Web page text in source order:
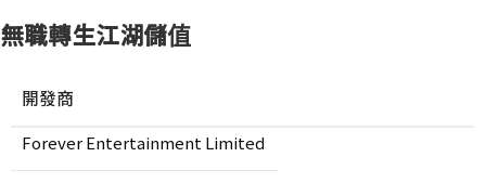
無職轉生江湖儲值
開發商
Forever Entertainment Limited